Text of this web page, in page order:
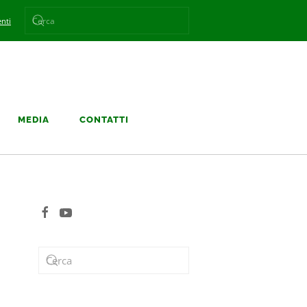
MEDIA CONTATTI